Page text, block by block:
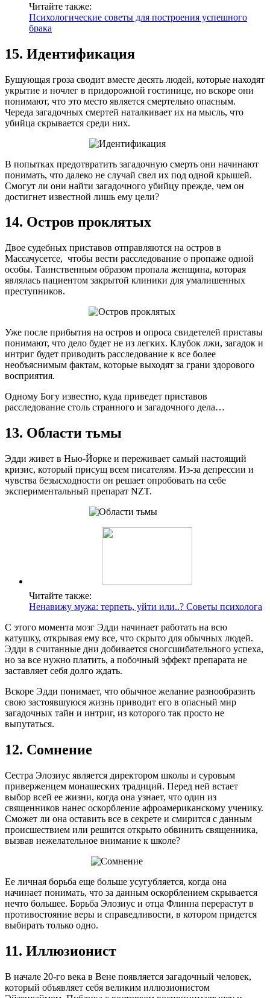
Читайте также:
Психологические советы для построения успешного
брака
15. Идентификация
Бушующая гроза сводит вместе десять людей, которые находят
укрытие и ночлег в придорожной гостинице, но вскоре они
понимают, что это место является смертельно опасным.
Череда загадочных смертей наталкивает их на мысль, что
убийца скрывается среди них.
В попытках предотвратить загадочную смерть они начинают
понимать, что далеко не случай свел их под одной крышей.
Смогут ли они найти загадочного убийцу прежде, чем он
достигнет известной лишь ему цели?
14. Остров проклятых
Двое судебных приставов отправляются на остров в
Массачусетсе, чтобы вести расследование о пропаже одной
особы. Таинственным образом пропала женщина, которая
являлась пациентом закрытой клиники для умалишенных
преступников.
Уже после прибытия на остров и опроса свидетелей приставы
понимают, что дело будет не из легких. Клубок лжи, загадок и
интриг будет приводить расследование к все более
необъяснимым фактам, которые выходят за грани здорового
восприятия.
Одному Богу известно, куда приведет приставов
расследование столь странного и загадочного дела…
13. Области тьмы
Эдди живет в Нью-Йорке и переживает самый настоящий
кризис, который присущ всем писателям. Из-за депрессии и
чувства безысходности он решает опробовать на себе
экспериментальный препарат NZT.
Читайте также:
Ненавижу мужа: терпеть, уйти или..? Советы психолога
С этого момента мозг Эдди начинает работать на всю
катушку, открывая ему все, что скрыто для обычных людей.
Эдди в считанные дни добивается сногсшибательного успеха,
но за все нужно платить, а побочный эффект препарата не
заставляет себя долго ждать.
Вскоре Эдди понимает, что обычное желание разнообразить
свою застоявшуюся жизнь приводит его в опасный мир
загадочных тайн и интриг, из которого так просто не
выпутаться.
12. Сомнение
Сестра Элозиус является директором школы и суровым
приверженцем монашеских традиций. Перед ней встает
выбор всей ее жизни, когда она узнает, что один из
священников нанес оскорбление афроамериканскому ученику.
Сможет ли она оставить все в секрете и смирится с данным
происшествием или решится открыто обвинить священника,
вызвав нежелательное внимание к школе?
Ее личная борьба еще больше усугубляется, когда она
начинает понимать, что за данным оскорблением скрывается
нечто большее. Борьба Элозиус и отца Флинна перерастут в
противостояние веры и справедливости, в котором придется
выбирать только одно.
11. Иллюзионист
В начале 20-го века в Вене появляется загадочный человек,
который объявляет себя великим иллюзионистом